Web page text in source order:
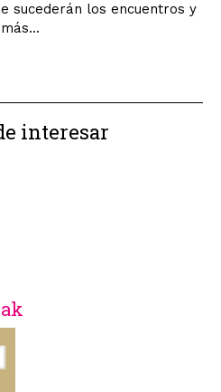
sucederán los encuentros y
interesar